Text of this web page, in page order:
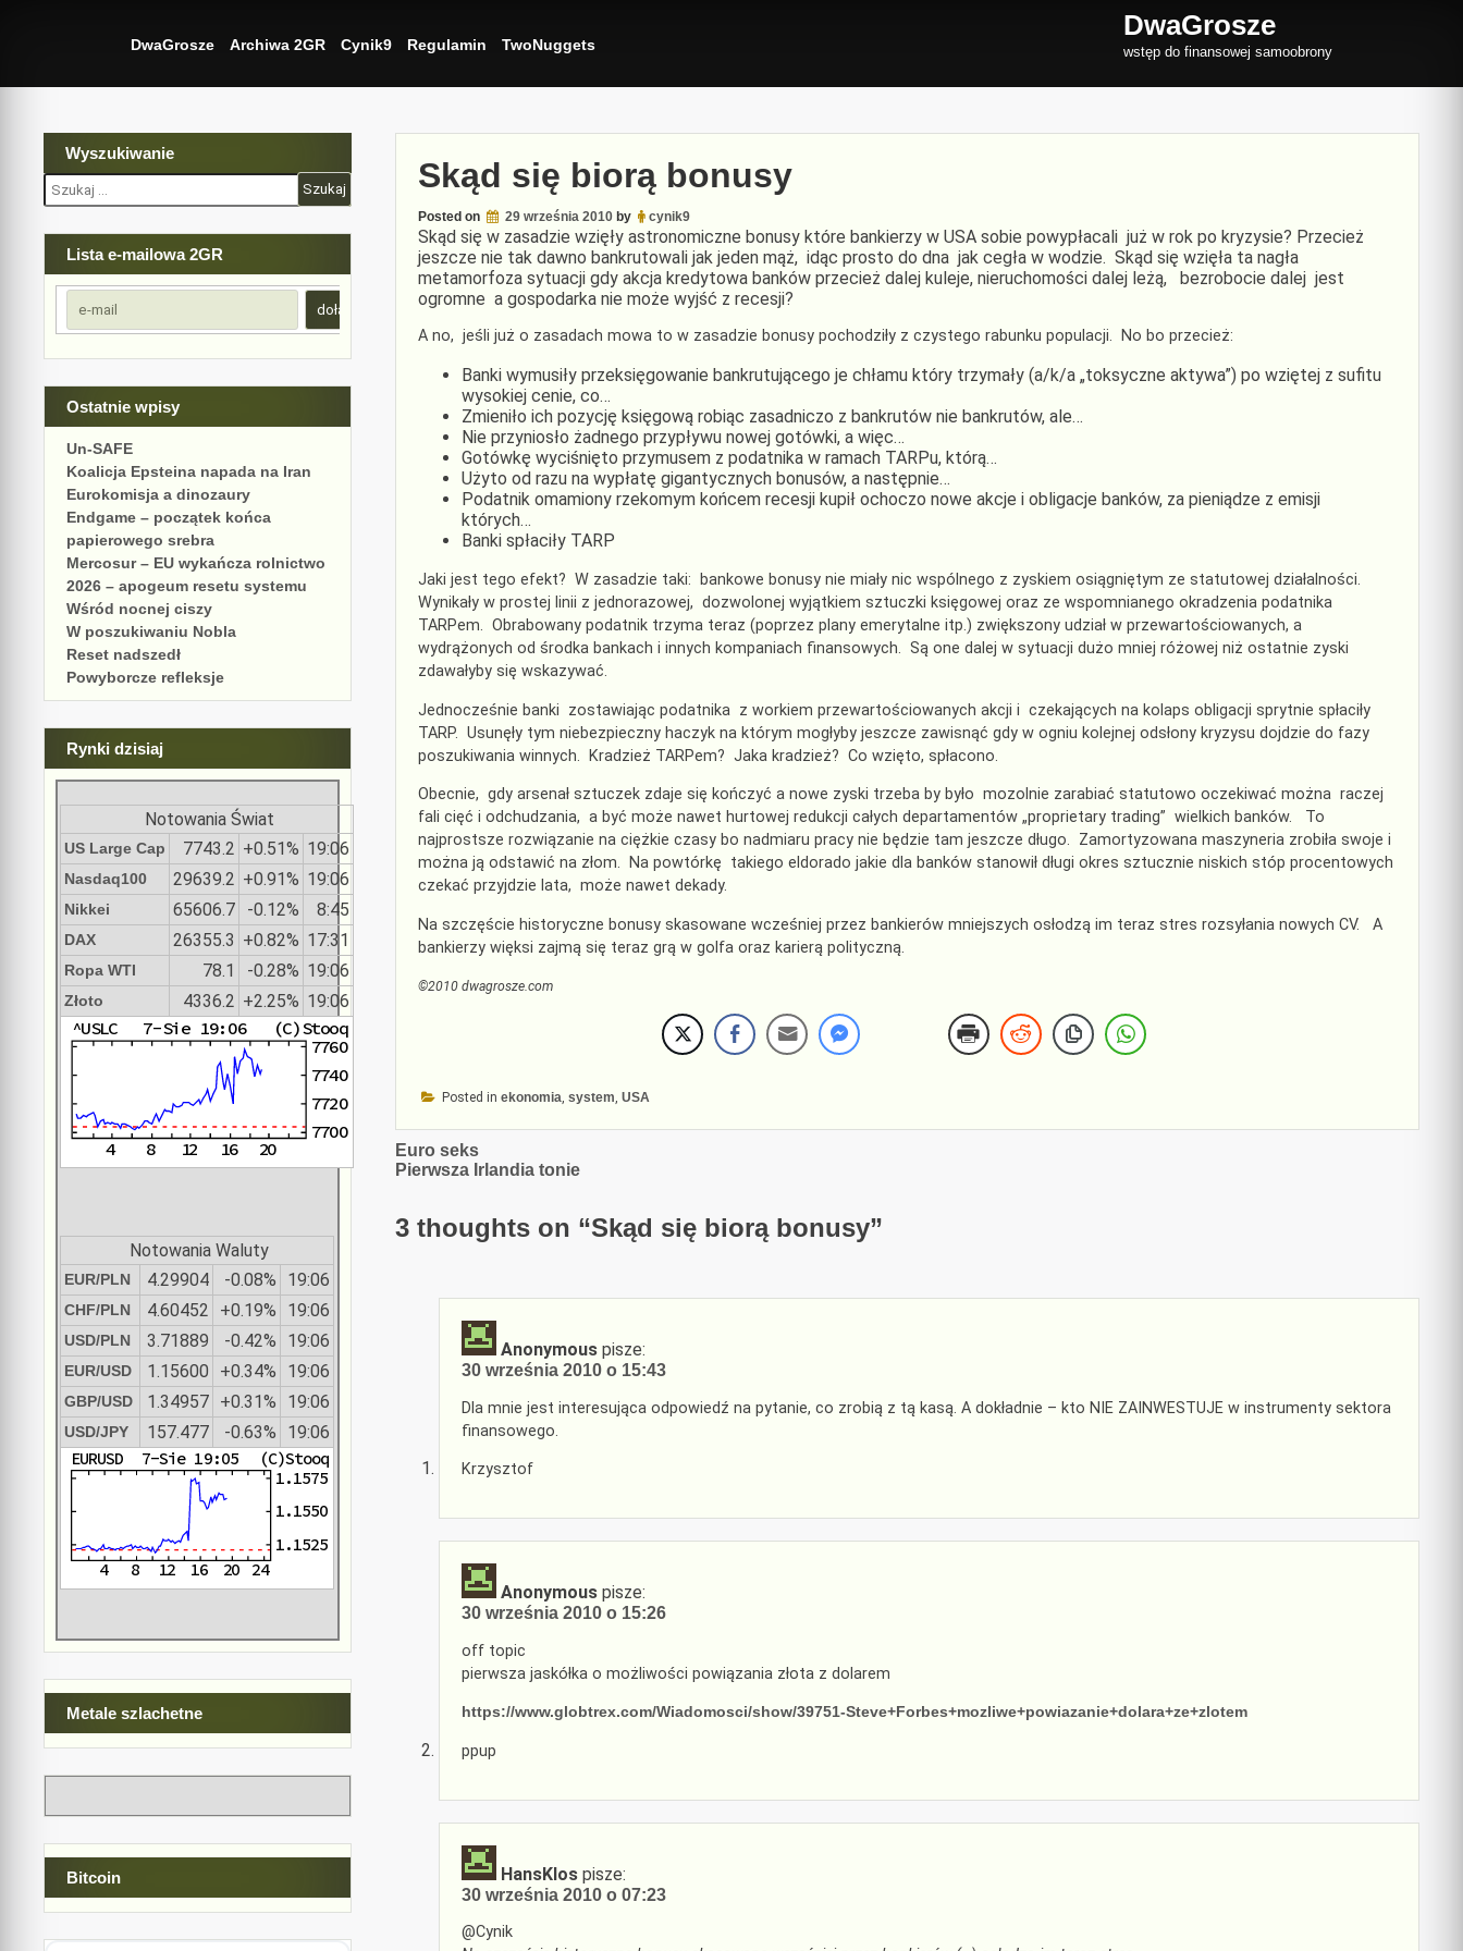
DwaGrosze Archiwa 2GR Cynik9 Regulamin TwoNuggets
DwaGrosze
wstęp do finansowej samoobrony
Skąd się biorą bonusy
Posted on 29 września 2010by cynik9
Skąd się w zasadzie wzięły astronomiczne bonusy które bankierzy w USA sobie powypłacali już w rok po kryzysie? Przecież
jeszcze nie tak dawno bankrutowali jak jeden mąż, idąc prosto do dna jak cegła w wodzie. Skąd się wzięła ta nagła
metamorfoza sytuacji gdy akcja kredytowa banków przecież dalej kuleje, nieruchomości dalej leżą, bezrobocie dalej jest
ogromne a gospodarka nie może wyjść z recesji?
A no, jeśli już o zasadach mowa to w zasadzie bonusy pochodziły z czystego rabunku populacji. No bo przecież:
Banki wymusiły przeksięgowanie bankrutującego je chłamu który trzymały (a/k/a „toksyczne aktywa”) po wziętej z sufitu
wysokiej cenie, co…
Zmieniło ich pozycję księgową robiąc zasadniczo z bankrutów nie bankrutów, ale…
Nie przyniosło żadnego przypływu nowej gotówki, a więc…
Gotówkę wyciśnięto przymusem z podatnika w ramach TARPu, którą…
Użyto od razu na wypłatę gigantycznych bonusów, a następnie…
Podatnik omamiony rzekomym końcem recesji kupił ochoczo nowe akcje i obligacje banków, za pieniądze z emisji
których…
Banki spłaciły TARP
Jaki jest tego efekt? W zasadzie taki: bankowe bonusy nie miały nic wspólnego z zyskiem osiągniętym ze statutowej działalności.
Wynikały w prostej linii z jednorazowej, dozwolonej wyjątkiem sztuczki księgowej oraz ze wspomnianego okradzenia podatnika
TARPem. Obrabowany podatnik trzyma teraz (poprzez plany emerytalne itp.) zwiększony udział w przewartościowanych, a
wydrążonych od środka bankach i innych kompaniach finansowych. Są one dalej w sytuacji dużo mniej różowej niż ostatnie zyski
zdawałyby się wskazywać.
Jednocześnie banki zostawiając podatnika z workiem przewartościowanych akcji i czekających na kolaps obligacji sprytnie spłaciły
TARP. Usunęły tym niebezpieczny haczyk na którym mogłyby jeszcze zawisnąć gdy w ogniu kolejnej odsłony kryzysu dojdzie do fazy
poszukiwania winnych. Kradzież TARPem? Jaka kradzież? Co wzięto, spłacono.
Obecnie, gdy arsenał sztuczek zdaje się kończyć a nowe zyski trzeba by było mozolnie zarabiać statutowo oczekiwać można raczej
fali cięć i odchudzania, a być może nawet hurtowej redukcji całych departamentów „proprietary trading” wielkich banków. To
najprostsze rozwiązanie na ciężkie czasy bo nadmiaru pracy nie będzie tam jeszcze długo. Zamortyzowana maszyneria zrobiła swoje i
można ją odstawić na złom. Na powtórkę takiego eldorado jakie dla banków stanowił długi okres sztucznie niskich stóp procentowych
czekać przyjdzie lata, może nawet dekady.
Na szczęście historyczne bonusy skasowane wcześniej przez bankierów mniejszych osłodzą im teraz stres rozsyłania nowych CV. A
bankierzy więksi zajmą się teraz grą w golfa oraz karierą polityczną.
©2010 dwagrosze.com
Posted in ekonomia, system, USA
Nawigacja
wpisu
Euro seks
Pierwsza Irlandia tonie
3 thoughts on “Skąd się biorą bonusy”
Anonymous pisze:
30 września 2010 o 15:43
Dla mnie jest interesująca odpowiedź na pytanie, co zrobią z tą kasą. A dokładnie – kto NIE ZAINWESTUJE w instrumenty sektora
finansowego.
Krzysztof
Anonymous pisze:
30 września 2010 o 15:26
off topic
pierwsza jaskółka o możliwości powiązania złota z dolarem
https://www.globtrex.com/Wiadomosci/show/39751-Steve+Forbes+mozliwe+powiazanie+dolara+ze+zlotem
ppup
HansKlos pisze:
30 września 2010 o 07:23
@Cynik
Wyszukiwanie
Szukaj:
Lista e-mailowa 2GR
Ostatnie wpisy
Un-SAFE
Koalicja Epsteina napada na Iran
Eurokomisja a dinozaury
Endgame – początek końca
papierowego srebra
Mercosur – EU wykańcza rolnictwo
2026 – apogeum resetu systemu
Wśród nocnej ciszy
W poszukiwaniu Nobla
Reset nadszedł
Powyborcze refleksje
Rynki dzisiaj
Notowania Świat
US Large Cap 7743.2 +0.51% 19:06
Nasdaq100 29639.2 +0.91% 19:06
Nikkei 65606.7 -0.12% 8:45
DAX 26355.3 +0.82% 17:31
Ropa WTI 78.1 -0.28% 19:06
Złoto 4336.2 +2.25% 19:06
Notowania Waluty
EUR/PLN 4.29904 -0.08% 19:06
CHF/PLN 4.60452 +0.19% 19:06
USD/PLN 3.71889 -0.42% 19:06
EUR/USD 1.15600 +0.34% 19:06
GBP/USD 1.34957 +0.31% 19:06
USD/JPY 157.477 -0.63% 19:06
Metale szlachetne
Bitcoin